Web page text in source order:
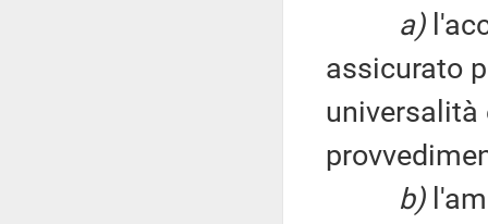
a)
assicurato
b)